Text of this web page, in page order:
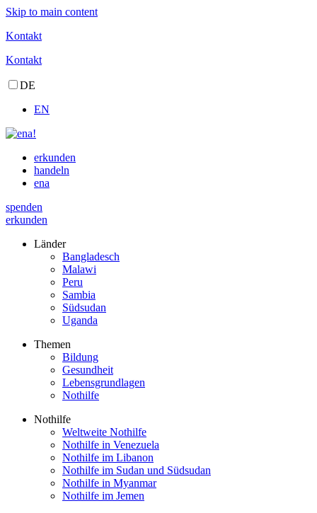
Skip to main content
Kontakt
Kontakt
DE
EN
erkunden
handeln
ena
spenden
erkunden
Länder
Bangladesch
Malawi
Peru
Sambia
Südsudan
Uganda
Themen
Bildung
Gesundheit
Lebensgrundlagen
Nothilfe
Nothilfe
Weltweite Nothilfe
Nothilfe in Venezuela
Nothilfe im Libanon
Nothilfe im Sudan und Südsudan
Nothilfe in Myanmar
Nothilfe im Jemen